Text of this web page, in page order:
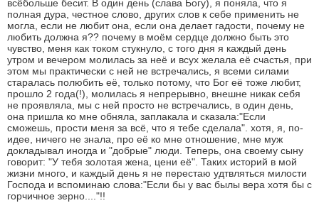
всёбольше бесит. В один день (слава Богу), я поняла, что я
полная дура, честное слово, других слов к себе применить не
могла, если не любит она, если она делает гадости, почему не
любить должна я?? почему в моём сердце должно быть это
чувство, меня как током стукнуло, с того дня я каждый день
утром и вечером молилась за неё и всух желала её счастья, при
этом мы практически с ней не встречались, я всеми силами
старалась полюбить её, только потому, что Бог её тоже любит,
прошло 2 года(!), молилась я непрерывно, внешне никак себя
не проявляла, мы с ней просто не встречались, в один день,
она пришла ко мне обняла, заплакала и сказала:"Если
сможешь, прости меня за всё, что я тебе сделала". хотя, я, по-
идее, ничего не знала, про её ко мне отношение, мне муж
докладывал иногда и "добрые" люди. Теперь, она своему сыну
говорит: "У тебя золотая жена, цени её". Таких историй в мой
жизни много, и каждый день я не перестаю удтвляться милости
Господа и вспоминаю слова:"Если бы у вас былы вера хотя бы с
горчичное зерно...."!!